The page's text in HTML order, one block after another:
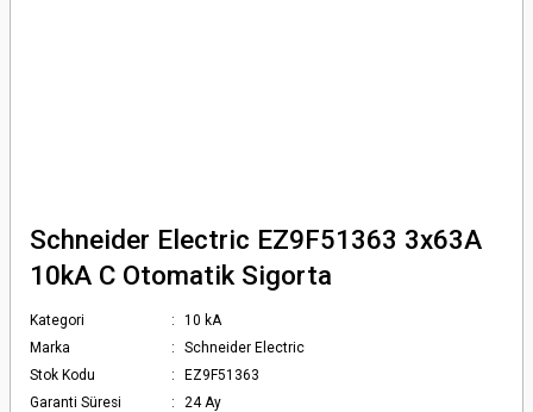
Schneider Electric EZ9F51363 3x63A
10kA C Otomatik Sigorta
Kategori
10 kA
Marka
Schneider Electric
Stok Kodu
EZ9F51363
Garanti Süresi
24 Ay